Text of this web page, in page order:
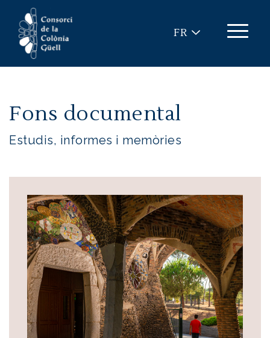
FR
Fons documental
Estudis, informes i memòries
Image